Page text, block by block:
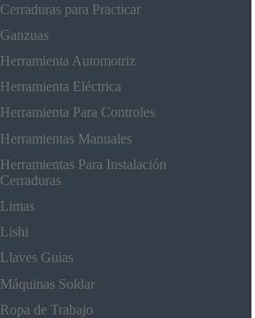
Cerraduras para Practicar
Ganzuas
Herramienta Automotriz
Herramienta Eléctrica
Herramienta Para Controles
Herramientas Manuales
Herramientas Para Instalación
Cerraduras
Limas
Lishi
Llaves Guias
Máquinas Soldar
Ropa de Trabajo